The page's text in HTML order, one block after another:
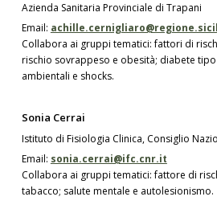
Azienda Sanitaria Provinciale di Trapani
Email:
Collabora ai gruppi tematici: fattori di
rischio sovrappeso e obesità; diabete
ambientali e shocks.
Sonia Cerrai
Istituto di Fisiologia Clinica, Consiglio
Email: sonia.cerrai@ifc.cnr.it
Collabora ai gruppi tematici: fattore di
tabacco; salute mentale e autolesionismo.